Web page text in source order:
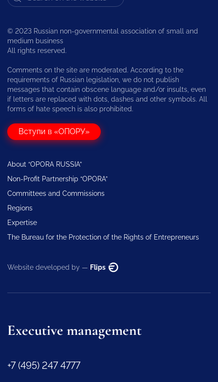
© 2023 Russian non-governmental association of small and
medium business
All rights reserved.
Comments on the site are moderated. According to the
requirements of Russian legislation, we do not publish
messages that contain obscene language and/or insults, even
if letters are replaced with dots, dashes and other symbols. All
forms of hate speech is also prohibited.
Вступи в «ОПОРУ»
About “OPORA RUSSIA”
Non-Profit Partnership “OPORA”
Committees and Commissions
Regions
Expertise
The Bureau for the Protection of the Rights of Entrepreneurs
Website developed by — Flips
Executive management
+7 (495) 247 4777